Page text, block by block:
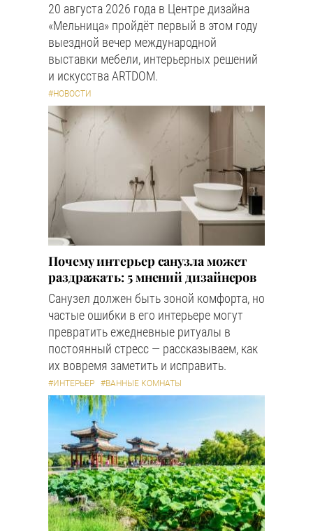
20 августа 2026 года в Центре дизайна
«Мельница» пройдёт первый в этом году
выездной вечер международной
выставки мебели, интерьерных решений
и искусства ARTDOM.
#НОВОСТИ
Почему интерьер санузла может
раздражать: 5 мнений дизайнеров
Санузел должен быть зоной комфорта, но
частые ошибки в его интерьере могут
превратить ежедневные ритуалы в
постоянный стресс — рассказываем, как
их вовремя заметить и исправить.
#ИНТЕРЬЕР #ВАННЫЕ КОМНАТЫ